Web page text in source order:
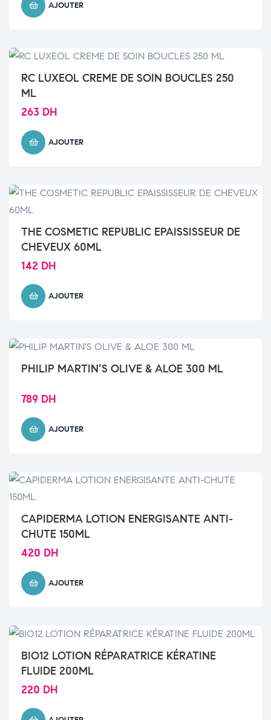
AJOUTER
RC LUXEOL CREME DE SOIN BOUCLES 250
ML
263 DH
AJOUTER
THE COSMETIC REPUBLIC EPAISSISSEUR DE
CHEVEUX 60ML
142 DH
AJOUTER
PHILIP MARTIN’S OLIVE & ALOE 300 ML
789 DH
AJOUTER
CAPIDERMA LOTION ENERGISANTE ANTI-
CHUTE 150ML
420 DH
AJOUTER
BIO12 LOTION RÉPARATRICE KÉRATINE
FLUIDE 200ML
220 DH